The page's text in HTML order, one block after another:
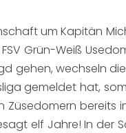
um Kapitän
Grün-Weiß
gehen, wechseln
gemeldet hat,
bereits
elf Jahre! In der